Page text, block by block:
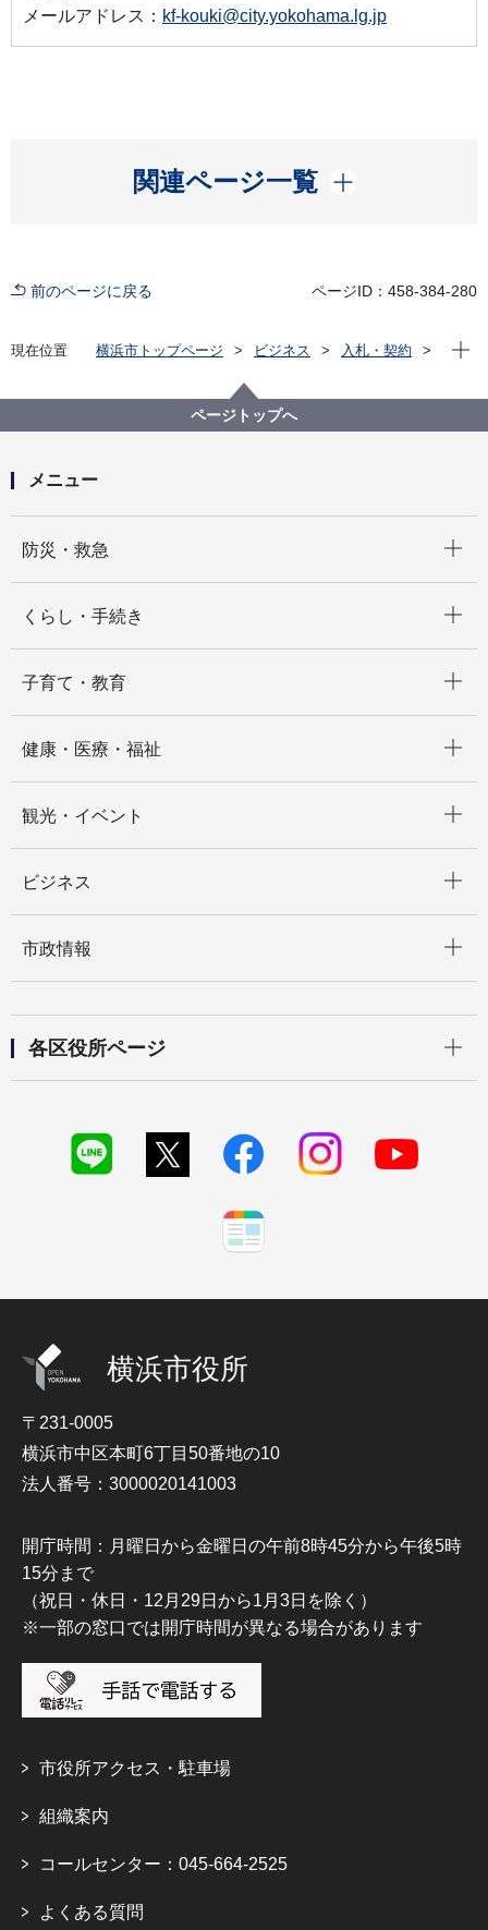
メールアドレス： kf-kouki@city.yokohama.lg.jp
関連ページ一覧
開く
前のページに戻る ページID：458-384-280
現在位置 横浜市トップページ ビジネス
入札・契約
【終了しました】【公募型指名競争入札】後期高齢者
医療保険料OCR督促状の印字及び封入封緘等業務委託
現在
ページトップへ
メニュー
防災・救急
くらし・手続き
子育て・教育
健康・医療・福祉
観光・イベント
ビジネス
市政情報
各区役所ページ
横浜市役所
〒231-0005
横浜市中区本町6丁目50番地の10
法人番号：3000020141003
開庁時間：月曜日から金曜日の午前8時45分から午後5時
15分まで
（祝日・休日・12月29日から1月3日を除く）
※一部の窓口では開庁時間が異なる場合があります
市役所アクセス・駐車場
組織案内
コールセンター：045-664-2525
よくある質問